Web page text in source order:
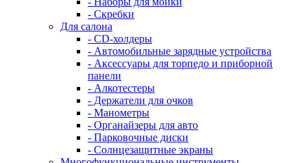
- Скребки
Для салона
- CD-холдеры
- Автомобильные зарядные устройства
- Аксессуары для торпедо и приборной
панели
- Алкотестеры
- Держатели для очков
- Манометры
- Органайзеры для авто
- Парковочные диски
- Солнцезащитные экраны